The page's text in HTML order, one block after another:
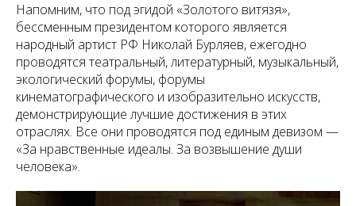
Напомним, что под эгидой «Золотого витязя»,
бессменным президентом которого является
народный артист РФ Николай Бурляев, ежегодно
проводятся театральный, литературный, музыкальный,
экологический форумы, форумы
кинематографического и изобразительно искусств,
демонстрирующие лучшие достижения в этих
отраслях. Все они проводятся под единым девизом —
«За нравственные идеалы. За возвышение души
человека».